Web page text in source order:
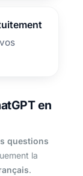
en
questions
la
.